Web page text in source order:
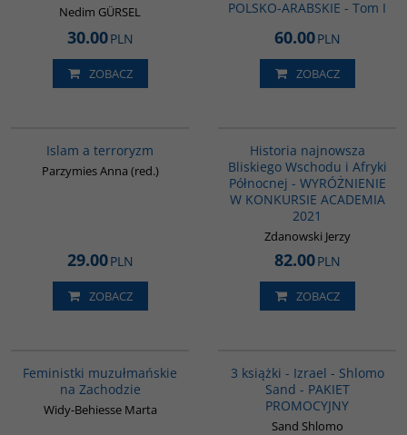
Nedim GÜRSEL
30.00PLN
ZOBACZ
POLSKO-ARABSKIE - Tom I
60.00PLN
ZOBACZ
Islam a terroryzm
Parzymies Anna (red.)
29.00PLN
ZOBACZ
Historia najnowsza
Bliskiego Wschodu i Afryki
Północnej - WYRÓŻNIENIE
W KONKURSIE ACADEMIA
2021
Zdanowski Jerzy
82.00PLN
ZOBACZ
Feministki muzułmańskie
na Zachodzie
Widy-Behiesse Marta
3 książki - Izrael - Shlomo
Sand - PAKIET
PROMOCYJNY
Sand Shlomo